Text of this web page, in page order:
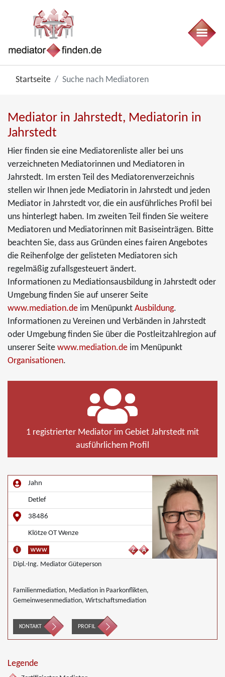
Startseite Suche nach Mediatoren
Mediator in Jahrstedt, Mediatorin in
Jahrstedt
Hier finden sie eine Mediatorenliste aller bei uns
verzeichneten Mediatorinnen und Mediatoren in
Jahrstedt. Im ersten Teil des Mediatorenverzeichnis
stellen wir Ihnen jede Mediatorin in Jahrstedt und jeden
Mediator in Jahrstedt vor, die ein ausführliches Profil bei
uns hinterlegt haben. Im zweiten Teil finden Sie weitere
Mediatoren und Mediatorinnen mit Basiseinträgen. Bitte
beachten Sie, dass aus Gründen eines fairen Angebotes
die Reihenfolge der gelisteten Mediatoren sich
regelmäßig zufallsgesteuert ändert.
Informationen zu Mediationsausbildung in Jahrstedt oder
Umgebung finden Sie auf unserer Seite
www.mediation.de im Menüpunkt Ausbildung.
Informationen zu Vereinen und Verbänden in Jahrstedt
oder Umgebung finden Sie über die Postleitzahlregion auf
unserer Seite www.mediation.de im Menüpunkt
Organisationen.
1 registrierter Mediator im Gebiet Jahrstedt mit
ausführlichem Profil
Jahn
Detlef
38486
Klötze OT Wenze
Dipl.-Ing. Mediator Güteperson
Familienmediation, Mediation in Paarkonflikten,
Gemeinwesenmediation, Wirtschaftsmediation
KONTAKT PROFIL
Legende